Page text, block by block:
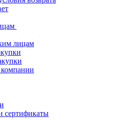
лицам
сертификаты